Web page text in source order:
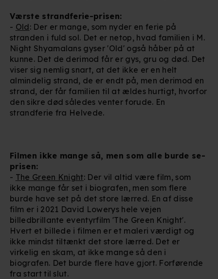
Værste strandferie-prisen:
- Old: Der er mange, som nyder en ferie på
stranden i fuld sol. Det er netop, hvad familien i M.
Night Shyamalans gyser 'Old' også håber på at
kunne. Det de derimod får er gys, gru og død. Det
viser sig nemlig snart, at det ikke er en helt
almindelig strand, de er endt på, men derimod en
strand, der får familien til at ældes hurtigt, hvorfor
den sikre død således venter forude. En
strandferie fra Helvede.
Filmen ikke mange så, men som alle burde se-
prisen:
- The Green Knight: Der vil altid være film, som
ikke mange får set i biografen, men som flere
burde have set på det store lærred. En af disse
film er i 2021 David Lowerys hele vejen
billedbrillante eventyrfilm 'The Green Knight'.
Hvert et billede i filmen er et maleri værdigt og
ikke mindst tiltænkt det store lærred. Det er
virkelig en skam, at ikke mange så den i
biografen. Det burde flere have gjort. Forførende
fra start til slut.